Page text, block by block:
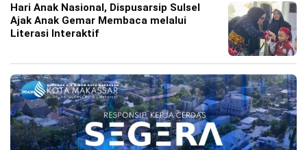
Hari Anak Nasional, Dispusarsip Sulsel
Ajak Anak Gemar Membaca melalui
Literasi Interaktif